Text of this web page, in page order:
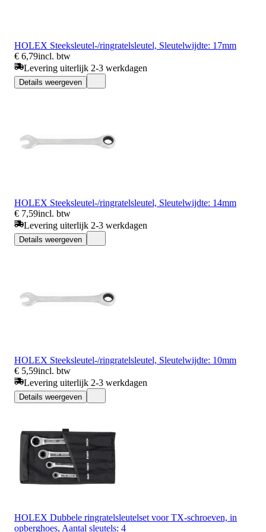
HOLEX Steeksleutel-/ringratelsleutel, Sleutelwijdte: 17mm
€ 6,79incl. btw
Levering uiterlijk 2-3 werkdagen
Details weergeven
HOLEX Steeksleutel-/ringratelsleutel, Sleutelwijdte: 14mm
€ 7,59incl. btw
Levering uiterlijk 2-3 werkdagen
Details weergeven
HOLEX Steeksleutel-/ringratelsleutel, Sleutelwijdte: 10mm
€ 5,59incl. btw
Levering uiterlijk 2-3 werkdagen
Details weergeven
HOLEX Dubbele ringratelsleutelset voor TX-schroeven, in
opberghoes, Aantal sleutels: 4